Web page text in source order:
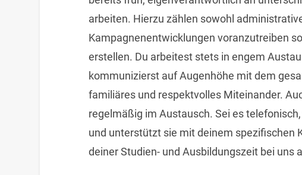
arbeiten. Hierzu zählen sowohl
Kampagnenentwicklungen voranzutreiben
erstellen. Du arbeitest stets in engem
kommunizierst auf Augenhöhe mit dem
familiäres und respektvolles Miteinander.
regelmäßig im Austausch. Sei es
und unterstützt sie mit deinem spezifischen
deiner Studien- und Ausbildungszeit bei uns